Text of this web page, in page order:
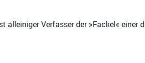
alleiniger Verfasser der »Fackel«